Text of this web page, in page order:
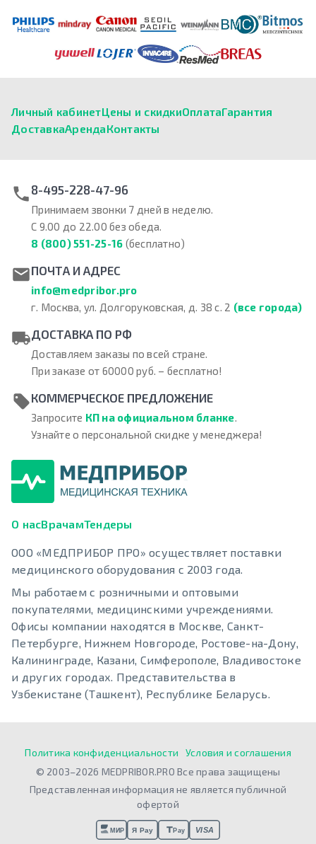
Личный кабинетЦены и скидкиОплатаГарантия
ДоставкаАрендаКонтакты
8-495-228-47-96
Принимаем звонки 7 дней в неделю.
С 9.00 до 22.00 без обеда.
8 (800) 551-25-16 (бесплатно)
ПОЧТА И АДРЕС
info@medpribor.pro
г. Москва, ул. Долгоруковская, д. 38 с. 2 (все города)
ДОСТАВКА ПО РФ
Доставляем заказы по всей стране.
При заказе от 60000 руб. – бесплатно!
КОММЕРЧЕСКОЕ ПРЕДЛОЖЕНИЕ
Запросите КП на официальном бланке.
Узнайте о персональной скидке у менеджера!
О насВрачамТендеры
ООО «МЕДПРИБОР ПРО» осуществляет поставки
медицинского оборудования с 2003 года.
Мы работаем с розничными и оптовыми
покупателями, медицинскими учреждениями.
Офисы компании находятся в Москве, Санкт-
Петербурге, Нижнем Новгороде, Ростове-на-Дону,
Калининграде, Казани, Симферополе, Владивостоке
и других городах. Представительства в
Узбекистане (Ташкент), Республике Беларусь.
Политика конфиденциальности
Условия и соглашения
© 2003–2026 MEDPRIBOR.PRO Все права защищены
Представленная информация не является публичной
офертой
МИР Я Pay Pay VISA